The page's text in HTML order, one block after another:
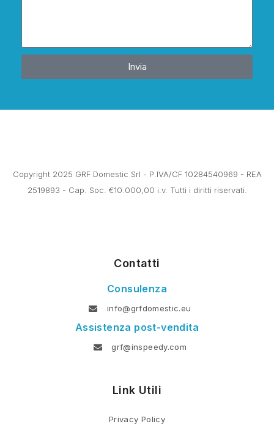
Invia
Copyright 2025 GRF Domestic Srl - P.IVA/CF 10284540969 - REA
2519893 - Cap. Soc. €10.000,00 i.v. Tutti i diritti riservati.
Contatti
Consulenza
info@grfdomestic.eu
Assistenza post-vendita
grf@inspeedy.com
Link Utili
Privacy Policy